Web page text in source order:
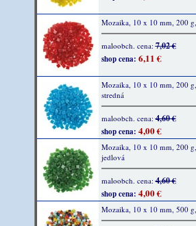
Mozaika, 10 x 10 mm, 200
maloobch. cena:7,02 €
shop cena: 6,11 €
Mozaika, 10 x 10 mm, 200
stredná
maloobch. cena:4,60 €
shop cena: 4,00 €
Mozaika, 10 x 10 mm, 200
jedlová
maloobch. cena:4,60 €
shop cena: 4,00 €
Mozaika, 10 x 10 mm, 500